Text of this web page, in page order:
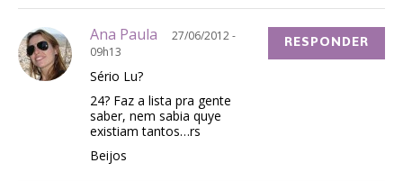
Ana Paula
27/06/2012 -
09h13
Sério Lu?
24? Faz a lista pra gente
saber, nem sabia quye
existiam tantos…rs
Beijos
RESPONDER